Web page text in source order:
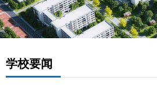
学校要闻